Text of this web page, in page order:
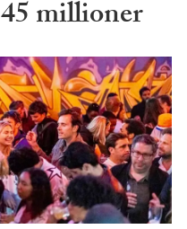
millioner